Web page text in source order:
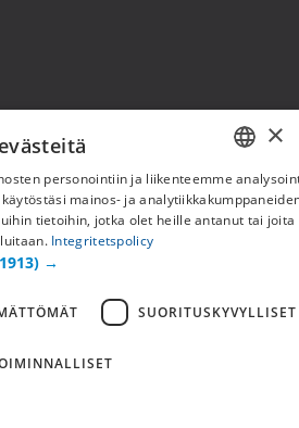
FI
×
personointiin ja liikenteemme
mainos- ja
tietoihin, jotka olet heille antanut tai joita
Integritetspolicy
→
SUORITUSKYVYLLISET